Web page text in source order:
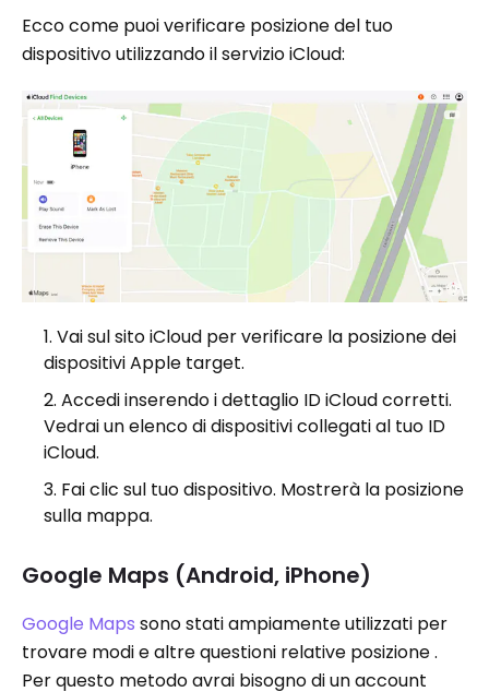
Ecco come puoi verificare posizione del tuo
dispositivo utilizzando il servizio iCloud:
Vai sul sito iCloud per verificare la posizione dei
dispositivi Apple target.
Accedi inserendo i dettaglio ID iCloud corretti.
Vedrai un elenco di dispositivi collegati al tuo ID
iCloud.
Fai clic sul tuo dispositivo. Mostrerà la posizione
sulla mappa.
Google Maps (Android, iPhone)
Google Maps sono stati ampiamente utilizzati per
trovare modi e altre questioni relative posizione .
Per questo metodo avrai bisogno di un account